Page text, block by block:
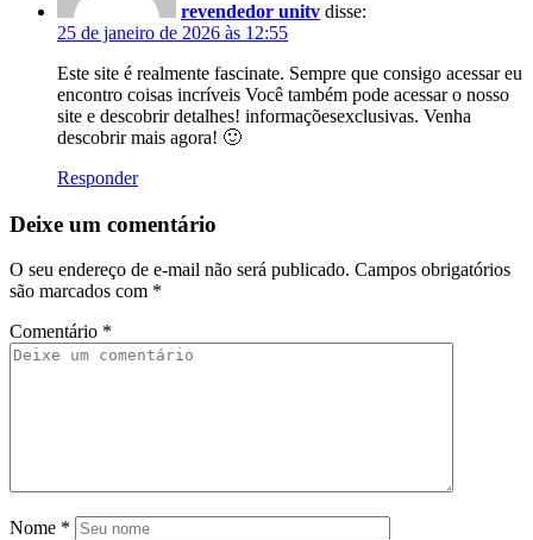
revendedor unitv disse:
25 de janeiro de 2026 às 12:55
Este site é realmente fascinate. Sempre que consigo acessar eu
encontro coisas incríveis Você também pode acessar o nosso
site e descobrir detalhes! informaçõesexclusivas. Venha
descobrir mais agora! 🙂
Responder
Deixe um comentário
O seu endereço de e-mail não será publicado. Campos obrigatórios
são marcados com *
Comentário *
Nome *